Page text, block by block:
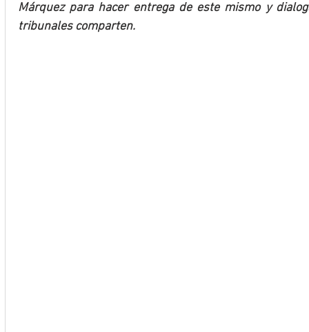
Márquez para hacer entrega de este mismo y
tribunales comparten.